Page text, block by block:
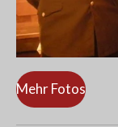
Mehr Fotos